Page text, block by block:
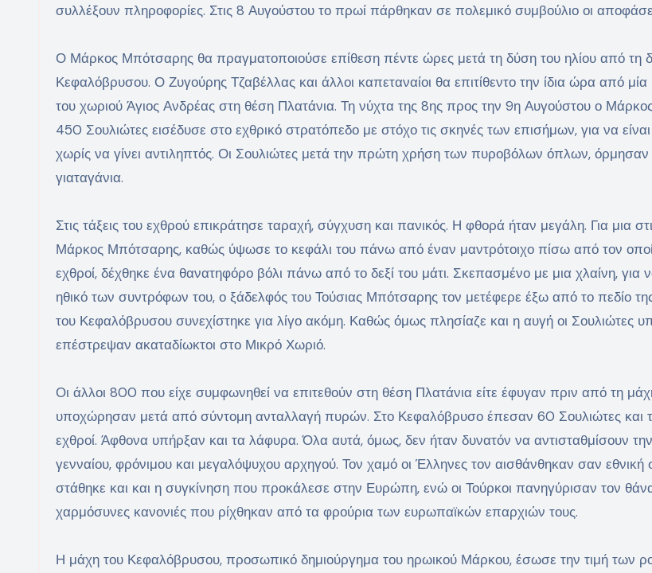
συλλέξουν πληροφορίες. Στις 8 Αυγούστου το πρωί πάρθηκαν σε πολεμικό συμβούλιο οι
Ο Μάρκος Μπότσαρης θα πραγματοποιούσε επίθεση πέντε ώρες μετά τη δύση του ηλίου από τη
Κεφαλόβρυσου. Ο Ζυγούρης Τζαβέλλας και άλλοι καπεταναίοι θα επιτίθεντο την ίδια ώρα από
του χωριού Άγιος Ανδρέας στη θέση Πλατάνια. Τη νύχτα της 8ης προς την 9η Αυγούστου ο
450 Σουλιώτες εισέδυσε στο εχθρικό στρατόπεδο με στόχο τις σκηνές των επισήμων, για να
χωρίς να γίνει αντιληπτός. Οι Σουλιώτες μετά την πρώτη χρήση των πυροβόλων όπλων,
γιαταγάνια.
Στις τάξεις του εχθρού επικράτησε ταραχή, σύγχυση και πανικός. Η φθορά ήταν μεγάλη. Για μια
Μάρκος Μπότσαρης, καθώς ύψωσε το κεφάλι του πάνω από έναν μαντρότοιχο πίσω από τον
εχθροί, δέχθηκε ένα θανατηφόρο βόλι πάνω από το δεξί του μάτι. Σκεπασμένο με μια χλαίνη, για
ηθικό των συντρόφων του, ο ξάδελφός του Τούσιας Μπότσαρης τον μετέφερε έξω από το πεδίο
του Κεφαλόβρυσου συνεχίστηκε για λίγο ακόμη. Καθώς όμως πλησίαζε και η αυγή οι Σουλιώτες
επέστρεψαν ακαταδίωκτοι στο Μικρό Χωριό.
Οι άλλοι 800 που είχε συμφωνηθεί να επιτεθούν στη θέση Πλατάνια είτε έφυγαν πριν από τη
υποχώρησαν μετά από σύντομη ανταλλαγή πυρών. Στο Κεφαλόβρυσο έπεσαν 60 Σουλιώτες και
εχθροί. Άφθονα υπήρξαν και τα λάφυρα. Όλα αυτά, όμως, δεν ήταν δυνατόν να αντισταθμίσουν
γενναίου, φρόνιμου και μεγαλόψυχου αρχηγού. Τον χαμό οι Έλληνες τον αισθάνθηκαν σαν
στάθηκε και και η συγκίνηση που προκάλεσε στην Ευρώπη, ενώ οι Τούρκοι πανηγύρισαν τον
χαρμόσυνες κανονιές που ρίχθηκαν από τα φρούρια των ευρωπαϊκών επαρχιών τους.
Η μάχη του Κεφαλόβρυσου, προσωπικό δημιούργημα του ηρωικού Μάρκου, έσωσε την τιμή των